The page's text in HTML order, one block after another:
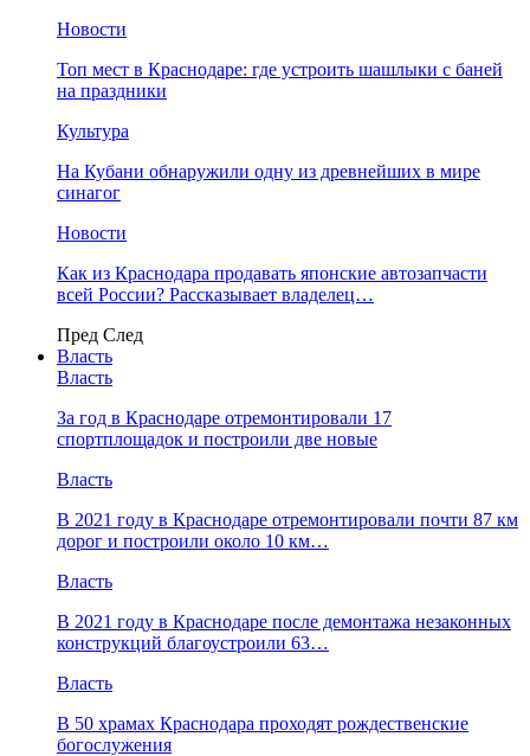
Новости
Топ мест в Краснодаре: где устроить шашлыки с баней
на праздники
Культура
На Кубани обнаружили одну из древнейших в мире
синагог
Новости
Как из Краснодара продавать японские автозапчасти
всей России? Рассказывает владелец…
Пред След
Власть
Власть
За год в Краснодаре отремонтировали 17
спортплощадок и построили две новые
Власть
В 2021 году в Краснодаре отремонтировали почти 87 км
дорог и построили около 10 км…
Власть
В 2021 году в Краснодаре после демонтажа незаконных
конструкций благоустроили 63…
Власть
В 50 храмах Краснодара проходят рождественские
богослужения